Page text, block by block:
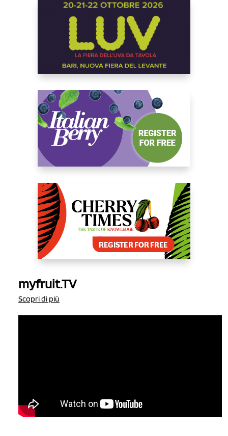
myfruit.TV
Scopri di più